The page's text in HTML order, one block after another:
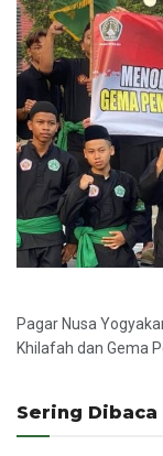
Pagar Nusa
Khilafah dan Gema
Sering Dibaca